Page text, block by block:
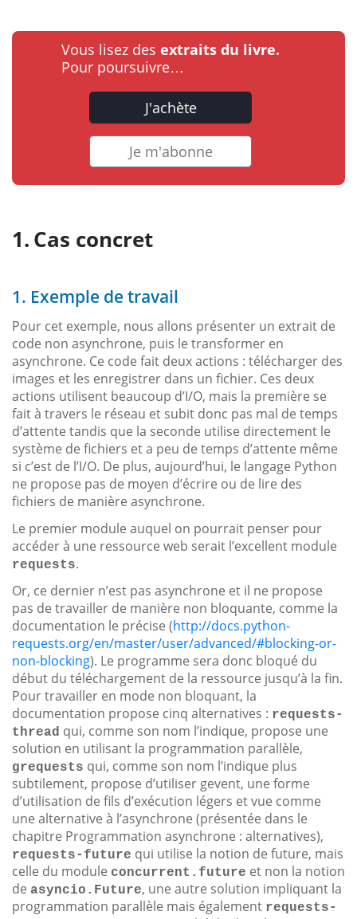
Vous lisez des extraits du livre.
Pour poursuivre…
J'achète
Je m'abonne
Cas concret
1. Exemple de travail
Pour cet exemple, nous allons présenter un extrait de
code non asynchrone, puis le transformer en
asynchrone. Ce code fait deux actions : télécharger des
images et les enregistrer dans un fichier. Ces deux
actions utilisent beaucoup d’I/O, mais la première se
fait à travers le réseau et subit donc pas mal de temps
d’attente tandis que la seconde utilise directement le
système de fichiers et a peu de temps d’attente même
si c’est de l’I/O. De plus, aujourd’hui, le langage Python
ne propose pas de moyen d’écrire ou de lire des
fichiers de manière asynchrone.
Le premier module auquel on pourrait penser pour
accéder à une ressource web serait l’excellent module
requests.
Or, ce dernier n’est pas asynchrone et il ne propose
pas de travailler de manière non bloquante, comme la
documentation le précise (http://docs.python-
requests.org/en/master/user/advanced/#blocking-or-
non-blocking). Le programme sera donc bloqué du
début du téléchargement de la ressource jusqu’à la fin.
Pour travailler en mode non bloquant, la
documentation propose cinq alternatives : requests-
thread qui, comme son nom l’indique, propose une
solution en utilisant la programmation parallèle,
grequests qui, comme son nom l’indique plus
subtilement, propose d’utiliser gevent, une forme
d’utilisation de fils d’exécution légers et vue comme
une alternative à l’asynchrone (présentée dans le
chapitre Programmation asynchrone : alternatives),
requests-future qui utilise la notion de future, mais
celle du module concurrent.future et non la notion
de asyncio.Future, une autre solution impliquant la
programmation parallèle mais également requests-